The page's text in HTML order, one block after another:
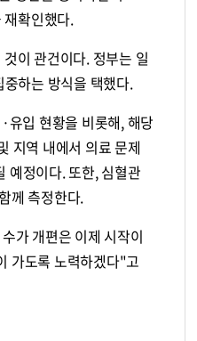
확인했다.
이 관건이다. 정부는 일
하는 방식을 택했다.
유입 현황을 비롯해, 해당
지역 내에서 의료 문제
예정이다. 또한, 심혈관
께 측정한다.
가 개편은 이제 시작이
가도록 노력하겠다"고